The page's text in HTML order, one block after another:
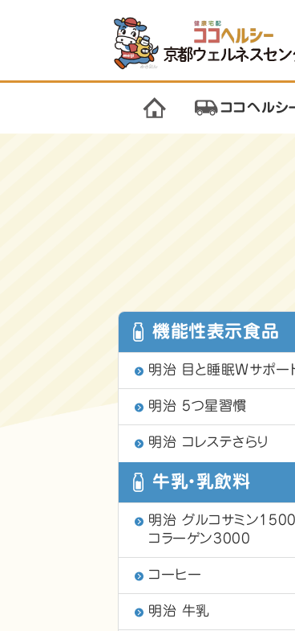
ココヘルシ
機能性表示食品
明治 目と睡眠Wサポー
明治 5つ星習慣
明治 コレステさらり
牛乳・乳飲料
明治 グルコサミン1500
コラーゲン3000
コーヒー
明治 牛乳